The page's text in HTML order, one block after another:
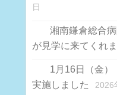
日
湘南鎌倉総合
が見学に来てくれ
1月16日（金）
実施しました
2026